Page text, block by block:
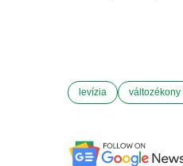
levízia